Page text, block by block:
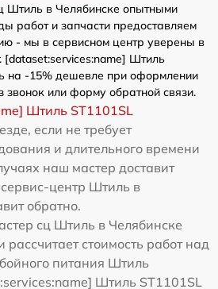
Штиль в Челябинске опытными
работ и запчасти предоставляем
- мы в сервисном центр уверены в
[dataset:services:name] Штиль
на -15% дешевле при оформлении
звонок или форму обратной связи.
Штиль ST1101SL
если не требует
и длительного времени
наш мастер доставит
центр Штиль в
обратно.
сц Штиль в Челябинске
рассчитает стоимость работ над
питания Штиль
Штиль ST1101SL